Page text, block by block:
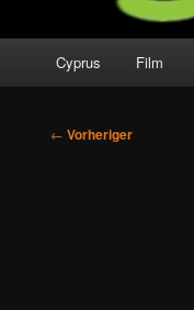
Cyprus Film
Beitragsnavigation
← Vorheriger